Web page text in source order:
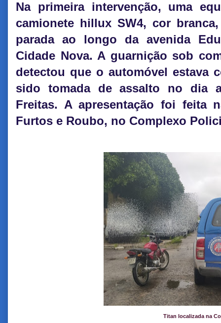
Na primeira intervenção, uma
camionete hillux SW4, cor
parada ao longo da avenida
Cidade Nova. A guarnição sob
detectou que o automóvel estava
sido tomada de assalto no dia
Freitas. A apresentação foi feita
Furtos e Roubo, no Complexo
Titan localizada na